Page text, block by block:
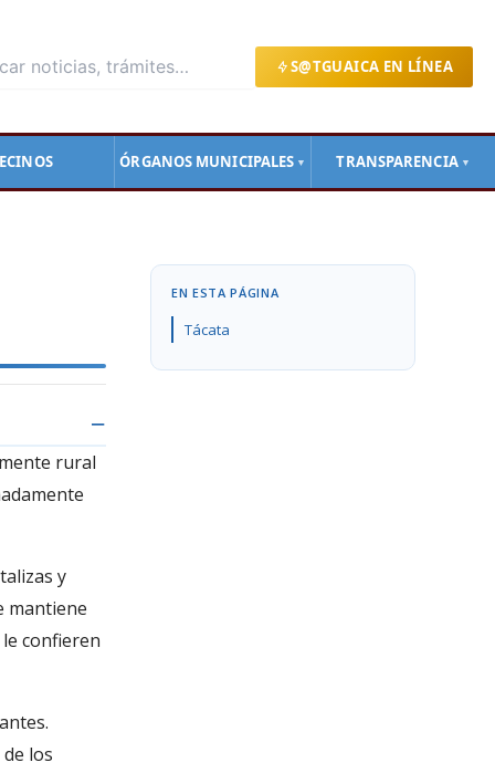
S@TGUAICA EN LÍNEA
ÓRGANOS MUNICIPALES ▼ TRANSPARENCIA ▼
rural
y
mantiene
confieren
los
EN ESTA PÁGINA
Tácata